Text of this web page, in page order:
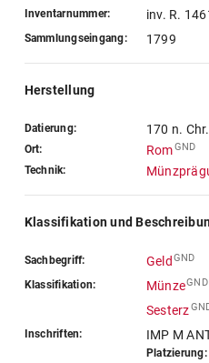
Inventarnummer: inv. R.
Sammlungseingang: 1799
Herstellung
Datierung: 170 n.
Ort: RomGND
Technik:
Klassifikation und
Sachbegriff: Geld GND
Klassifikation: MünzeGND
Sesterz
Inschriften: IMP M
Platzierung: